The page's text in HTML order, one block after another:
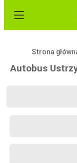
Strona
Autobus